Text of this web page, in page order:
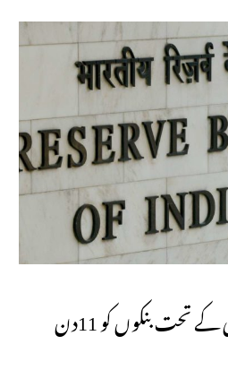
اکٹوبر کے مہینہ میں آر بی آئی کے تحت بنکوں کو 11دن